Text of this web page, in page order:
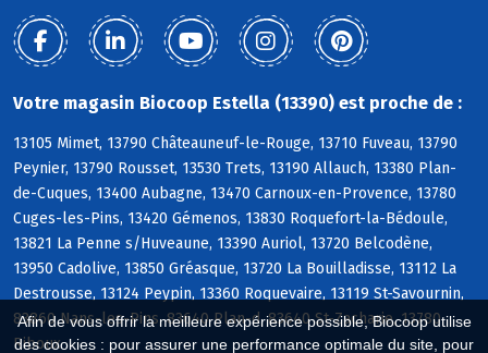
Afin de vous offrir la meilleure expérience possible, Biocoop utilise
des cookies : pour assurer une performance optimale du site, pour
Votre magasin Biocoop Estella (13390) est proche de :
13105 Mimet, 13790 Châteauneuf-le-Rouge, 13710 Fuveau, 13790
Peynier, 13790 Rousset, 13530 Trets, 13190 Allauch, 13380 Plan-
de-Cuques, 13400 Aubagne, 13470 Carnoux-en-Provence, 13780
Cuges-les-Pins, 13420 Gémenos, 13830 Roquefort-la-Bédoule,
13821 La Penne s/Huveaune, 13390 Auriol, 13720 Belcodène,
13950 Cadolive, 13850 Gréasque, 13720 La Bouilladisse, 13112 La
Destrousse, 13124 Peypin, 13360 Roquevaire, 13119 St-Savournin,
83860 Nans-les-Pins, 83640 Plan-d, 83640 St-Zacharie, 13780
Riboux